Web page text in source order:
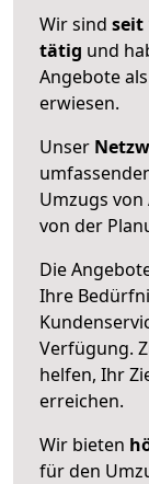
Wir sind seit
tätig und
Angebote
erwiesen.
Unser
Umzugs
von der
Die
Ihre
Verfügung.
helfen, Ihr
erreichen.
Wir bieten
für den